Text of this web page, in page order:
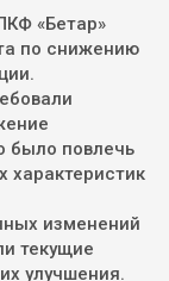
«Бетар»
по снижению
было повлечь
характеристик
изменений
текущие
улучшения.